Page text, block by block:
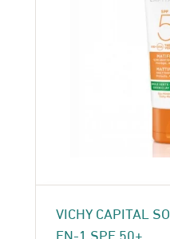
VICHY CAPITAL
EN-1 SPF 50+ ..